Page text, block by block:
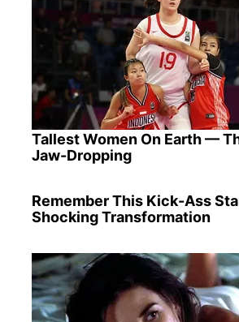
Tallest Women On Earth —
Jaw-Dropping
Remember This Kick-Ass
Shocking Transformation